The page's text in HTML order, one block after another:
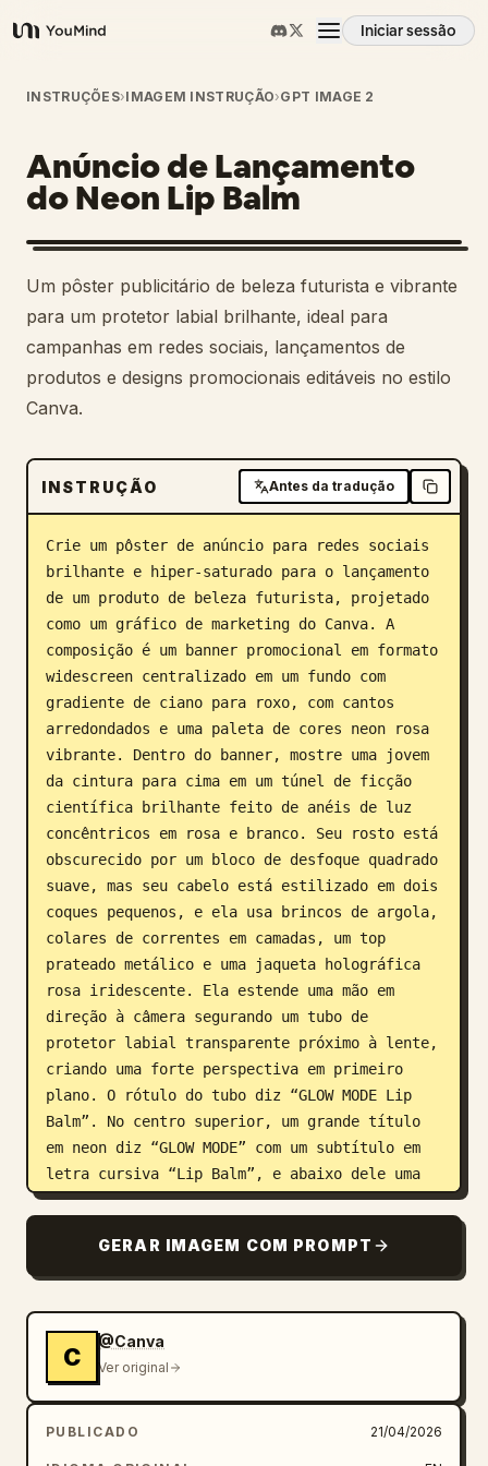
YouMind
Iniciar sessão
Visão geral
Casos de uso
Habilidades
Prompts
Preços
Blogue
Atualizações
INSTRUÇÕES›IMAGEM INSTRUÇÃO›GPT IMAGE 2
Anúncio de Lançamento
do Neon Lip Balm
Um pôster publicitário de beleza futurista e vibrante
para um protetor labial brilhante, ideal para
campanhas em redes sociais, lançamentos de
produtos e designs promocionais editáveis no estilo
Canva.
INSTRUÇÃO Antes da tradução
Crie um pôster de anúncio para redes sociais
brilhante e hiper-saturado para o lançamento
de um produto de beleza futurista, projetado
como um gráfico de marketing do Canva. A
composição é um banner promocional em formato
widescreen centralizado em um fundo com
gradiente de ciano para roxo, com cantos
arredondados e uma paleta de cores neon rosa
vibrante. Dentro do banner, mostre uma jovem
da cintura para cima em um túnel de ficção
científica brilhante feito de anéis de luz
concêntricos em rosa e branco. Seu rosto está
obscurecido por um bloco de desfoque quadrado
suave, mas seu cabelo está estilizado em dois
coques pequenos, e ela usa brincos de argola,
colares de correntes em camadas, um top
prateado metálico e uma jaqueta holográfica
rosa iridescente. Ela estende uma mão em
direção à câmera segurando um tubo de
protetor labial transparente próximo à lente,
criando uma forte perspectiva em primeiro
plano. O rótulo do tubo diz “GLOW MODE Lip
Balm”. No centro superior, um grande título
em neon diz “GLOW MODE” com um subtítulo em
letra cursiva “Lip Balm”, e abaixo dele uma
linha menor diz “JUICY SHINE. HYDRATING CARE.
adicione uma nota neon escrita à mão dizendo
“NEW!”. No canto superior direito, coloque um
dizendo “gpt-image-2”, além de uma pequena
aba de ponteiro laranja abaixo dele. No lado
direito do banner, inclua 2 selos de destaque
circulares: um selo rosa em formato de
estrela que diz “ONLY $14.99” e um selo
circular preto brilhante que diz “VIRAL ON
GERAR IMAGEM COM PROMPT
C
@Canva
Ver original
PUBLICADO 21/04/2026